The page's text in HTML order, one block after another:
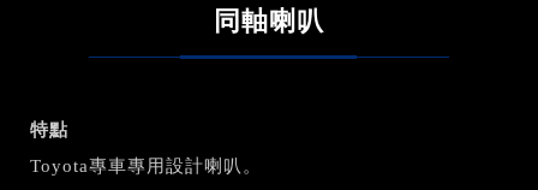
同軸喇叭
特點
Toyota專車專用設計喇叭。